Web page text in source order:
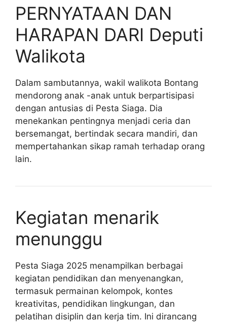
PERNYATAAN DAN
HARAPAN DARI Deputi
Walikota
Dalam sambutannya, wakil walikota Bontang
mendorong anak -anak untuk berpartisipasi
dengan antusias di Pesta Siaga. Dia
menekankan pentingnya menjadi ceria dan
bersemangat, bertindak secara mandiri, dan
mempertahankan sikap ramah terhadap orang
lain.
Kegiatan menarik
menunggu
Pesta Siaga 2025 menampilkan berbagai
kegiatan pendidikan dan menyenangkan,
termasuk permainan kelompok, kontes
kreativitas, pendidikan lingkungan, dan
pelatihan disiplin dan kerja tim. Ini dirancang